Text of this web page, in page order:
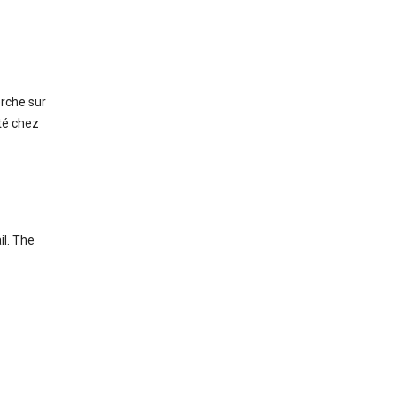
sur
chez
The